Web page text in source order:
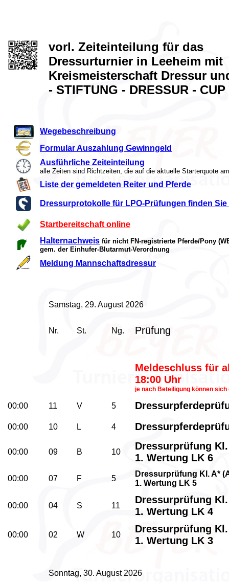
vorl. Zeiteinteilung für das
Dressurturnier in Leeheim mit
Kreismeisterschaft Dressur
- STIFTUNG - DRESSUR - CUP
Wegebeschreibung
Formular Auszahlung Gewinngeld
Ausführliche Zeiteinteilung
alle Zeiten sind Richtzeiten, die auf die aktuelle Starterquote
Liste der gemeldeten Reiter und Pferde
Dressurprotokolle für LPO-Prüfungen finden Sie
Startbereitschaft online
Halternachweis für nicht FN-registrierte Pferde/Pony
gem. der Einhufer-Blutarmut-Verordnung
Meldung Mannschaftsdressur
Samstag, 29. August 2026
Nr. St. Ng. Prüfung
Meldeschluss für
18:00 Uhr
je nach Beteiligung können
00:00 11 V 5
00:00 10 L 4
00:00 09 B 10
Dressurprüfung Kl.
1. Wertung LK 6
00:00 07 F 5
Dressurprüfung Kl. A*
1. Wertung LK 5
00:00 04 S 11
Dressurprüfung
1. Wertung LK 4
00:00 02 W 10
Dressurprüfung
1. Wertung LK 3
Sonntag, 30. August 2026